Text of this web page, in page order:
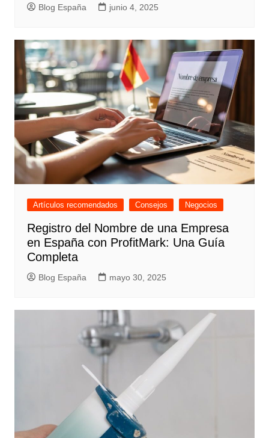
Blog España junio 4, 2025
Artículos recomendados Consejos Negocios
Registro del Nombre de una Empresa
en España con ProfitMark: Una Guía
Completa
Blog España mayo 30, 2025